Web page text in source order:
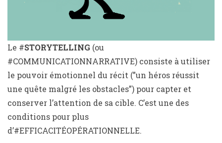
Le #STORYTELLING (ou
#COMMUNICATIONNARRATIVE) consiste à utiliser
le pouvoir émotionnel du récit (”un héros réussit
une quête malgré les obstacles”) pour capter et
conserver l’attention de sa cible. C’est une des
conditions pour plus
d’#EFFICACITÉOPÉRATIONNELLE.